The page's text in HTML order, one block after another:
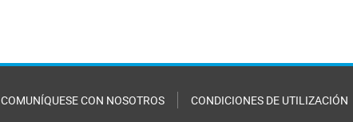
COMUNÍQUESE CON NOSOTROS CONDICIONES DE UTILIZACIÓN